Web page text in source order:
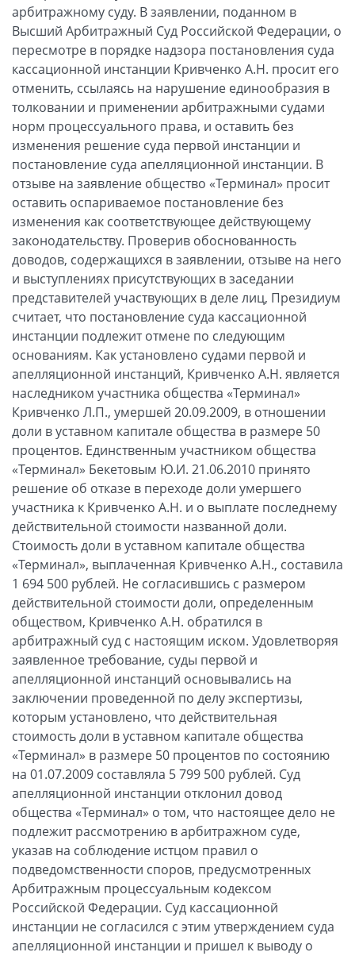
арбитражному суду. В заявлении, поданном в
Высший Арбитражный Суд Российской Федерации, о
пересмотре в порядке надзора постановления суда
кассационной инстанции Кривченко А.Н. просит его
отменить, ссылаясь на нарушение единообразия в
толковании и применении арбитражными судами
норм процессуального права, и оставить без
изменения решение суда первой инстанции и
постановление суда апелляционной инстанции. В
отзыве на заявление общество «Терминал» просит
оставить оспариваемое постановление без
изменения как соответствующее действующему
законодательству. Проверив обоснованность
доводов, содержащихся в заявлении, отзыве на него
и выступлениях присутствующих в заседании
представителей участвующих в деле лиц, Президиум
считает, что постановление суда кассационной
инстанции подлежит отмене по следующим
основаниям. Как установлено судами первой и
апелляционной инстанций, Кривченко А.Н. является
наследником участника общества «Терминал»
Кривченко Л.П., умершей 20.09.2009, в отношении
доли в уставном капитале общества в размере 50
процентов. Единственным участником общества
«Терминал» Бекетовым Ю.И. 21.06.2010 принято
решение об отказе в переходе доли умершего
участника к Кривченко А.Н. и о выплате последнему
действительной стоимости названной доли.
Стоимость доли в уставном капитале общества
«Терминал», выплаченная Кривченко А.Н., составила
1 694 500 рублей. Не согласившись с размером
действительной стоимости доли, определенным
обществом, Кривченко А.Н. обратился в
арбитражный суд с настоящим иском. Удовлетворяя
заявленное требование, суды первой и
апелляционной инстанций основывались на
заключении проведенной по делу экспертизы,
которым установлено, что действительная
стоимость доли в уставном капитале общества
«Терминал» в размере 50 процентов по состоянию
на 01.07.2009 составляла 5 799 500 рублей. Суд
апелляционной инстанции отклонил довод
общества «Терминал» о том, что настоящее дело не
подлежит рассмотрению в арбитражном суде,
указав на соблюдение истцом правил о
подведомственности споров, предусмотренных
Арбитражным процессуальным кодексом
Российской Федерации. Суд кассационной
инстанции не согласился с этим утверждением суда
апелляционной инстанции и пришел к выводу о